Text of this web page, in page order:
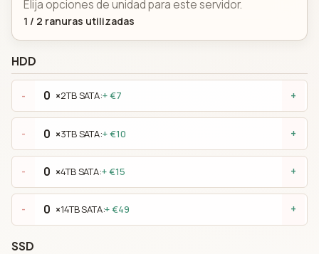
Elija opciones de unidad para este servidor.
1 / 2 ranuras utilizadas
HDD
- ×2TB SATA:+ €7 +
- ×3TB SATA:+ €10 +
- ×4TB SATA:+ €15 +
- ×14TB SATA:+ €49 +
SSD